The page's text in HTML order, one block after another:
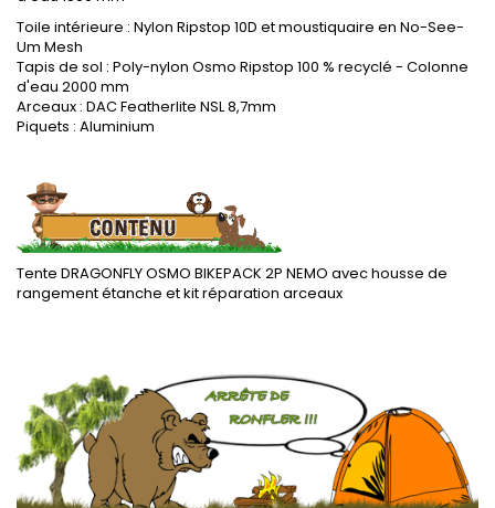
Toile intérieure : Nylon Ripstop 10D et moustiquaire en No-See-
Um Mesh
Tapis de sol : Poly-nylon Osmo Ripstop 100 % recyclé - Colonne
d'eau 2000 mm
Arceaux : DAC Featherlite NSL 8,7mm
Piquets : Aluminium
Tente DRAGONFLY OSMO BIKEPACK 2P NEMO avec housse de
rangement étanche et kit réparation arceaux